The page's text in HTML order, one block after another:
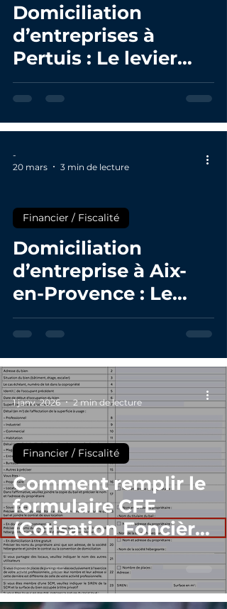
Domiciliation
d’entreprises à
Pertuis : Le levier
fiscal méconnu pour
réduire sa CFE
Domiciliation
d’entreprise à Aix-
en-Provence : Le
levier fiscal
méconnu pour
réduire sa CFE
Financier / Fiscalité
-
20 mars
3 min de lecture
Comment remplir le
formulaire CFE
(Cotisation Foncière
des Entreprises) en
tant que domicilié·e
?
Financier / Fiscalité
-
1 janv. 2026
2 min de lecture